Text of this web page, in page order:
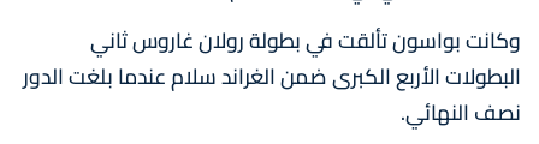
وكانت بواسون تألقت في بطولة رولان غاروس ثاني
البطولات الأربع الكبرى ضمن الغراند سلام عندما بلغت الدور
نصف النهائي.